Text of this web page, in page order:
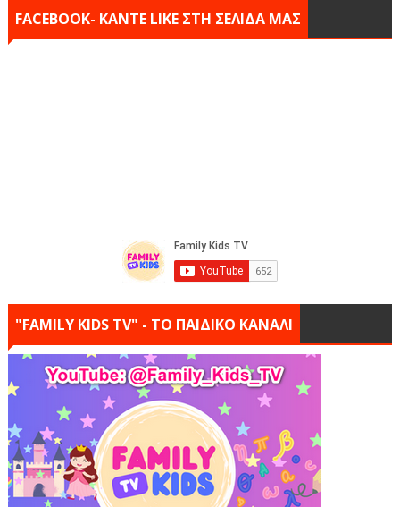
FACEBOOK- KANTE LIKE ΣΤΗ ΣΕΛΙΔΑ ΜΑΣ
"FAMILY KIDS TV" - ΤΟ ΠΑΙΔΙΚΟ ΚΑΝΑΛΙ